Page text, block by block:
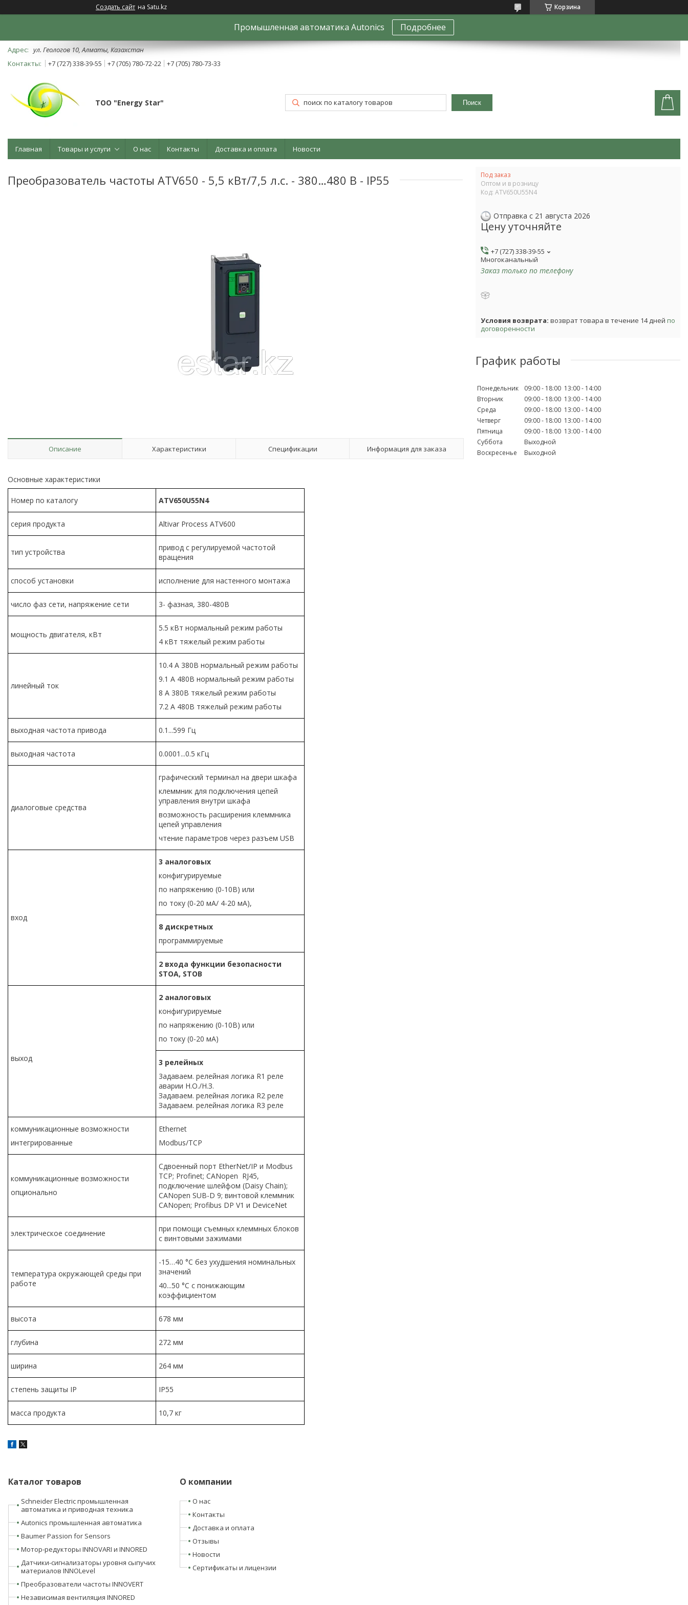
Создать сайт на Satu.kz Корзина
Промышленная автоматика Autonics Подробнее
ул. Геологов 10, Алматы, Казахстан
+7 (727) 338-39-55
+7 (705) 780-72-22 +7 (705) 780-73-33
ТОО "Energy Star" Поиск
Главная Товары и услуги О нас Контакты Доставка и оплата Новости
Преобразователь частоты ATV650 - 5,5 кВт/7,5 л.с. - 380…480 В - IP55
Описание Характеристики Спецификации Информация для заказа
Основные характеристики
Номер по каталогу ATV650U55N4
серия продукта Altivar Process ATV600
тип устройства
привод с регулируемой частотой
вращения
способ установки исполнение для настенного монтажа
число фаз сети, напряжение сети 3- фазная, 380-480В
мощность двигателя, кВт
5.5 кВт нормальный режим работы
4 кВт тяжелый режим работы
линейный ток
10.4 А 380В нормальный режим работы
9.1 А 480В нормальный режим работы
8 А 380В тяжелый режим работы
7.2 А 480В тяжелый режим работы
выходная частота привода 0.1...599 Гц
выходная частота 0.0001...0.5 кГц
диалоговые средства
графический терминал на двери шкафа
клеммник для подключения цепей
управления внутри шкафа
возможность расширения клеммника
цепей управления
чтение параметров через разъем USB
вход
3 аналоговых
конфигурируемые
по напряжению (0-10В) или
по току (0-20 мА/ 4-20 мА),
8 дискретных
программируемые
2 входа функции безопасности
STOА, STOB
выход
2 аналоговых
конфигурируемые
по напряжению (0-10В) или
по току (0-20 мА)
3 релейных
3адаваем. релейная логика R1 реле
аварии Н.О./Н.З.
Задаваем. релейная логика R2 реле
Задаваем. релейная логика R3 реле
коммуникационные возможности
интегрированные
Ethernet
Modbus/TCP
коммуникационные возможности
опционально
Сдвоенный порт EtherNet/IP и Modbus
TCP; Profinet; CANopen RJ45,
подключение шлейфом (Daisy Chain);
CANopen SUB-D 9; винтовой клеммник
CANopen; Profibus DP V1 и DeviceNet
электрическое соединение
при помощи съемных клеммных блоков
с винтовыми зажимами
температура окружающей среды при
работе
-15…40 °C без ухудшения номинальных
значений
40...50 °C с понижающим
коэффициентом
высота 678 мм
глубина 272 мм
ширина 264 мм
степень защиты IP IP55
масса продукта 10,7 кг
Под заказ
Оптом и в розницу
Код: ATV650U55N4
Отправка с 21 августа 2026
Цену уточняйте
+7 (727) 338-39-55
Многоканальный
Заказ только по телефону
возврат товара в течение 14 дней по
договоренности
График работы
Понедельник 09:00 18:00 13:00
14:00
Вторник
09:00 18:00 13:00
14:00
Среда
09:00 18:00 13:00
14:00
Четверг
09:00 18:00 13:00
14:00
Пятница
09:00 18:00 13:00
14:00
Суббота
Выходной
Воскресенье
Выходной
Каталог товаров
Schneider Electric промышленная
автоматика и приводная техника
Autonics промышленная автоматика
Baumer Passion for Sensors
Мотор-редукторы INNOVARI и INNORED
Датчики-сигнализаторы уровня сыпучих
материалов INNOLevel
Преобразователи частоты INNOVERT
Независимая вентиляция INNORED
О компании
О нас
Контакты
Доставка и оплата
Отзывы
Новости
Сертификаты и лицензии